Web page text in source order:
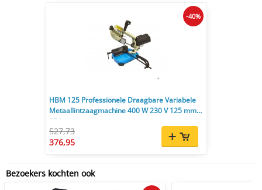
HBM 125 Professionele Draagbare Variabele
Metaallintzaagmachine 400 W 230 V 125 mm
25 kg
527,73
376,95
-40%
Bezoekers kochten ook